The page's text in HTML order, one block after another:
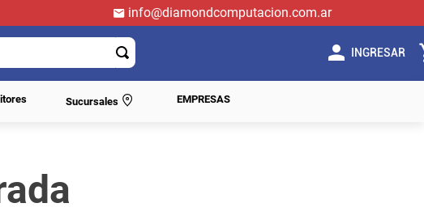
info@diamondcomputacion.com.ar
INGRESAR
Sucursales EMPRESAS